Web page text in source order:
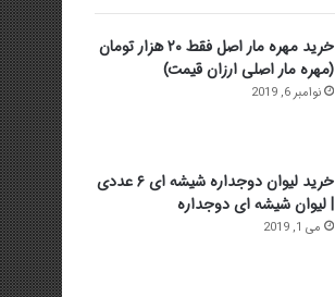
خرید مهره مار اصل فقط ۲۰ هزار تومان
(مهره مار اصلی ارزان قیمت)
نوامبر 6, 2019
خرید لیوان دوجداره شیشه ای ۶ عددی
| لیوان شیشه ای دوجداره
می 1, 2019